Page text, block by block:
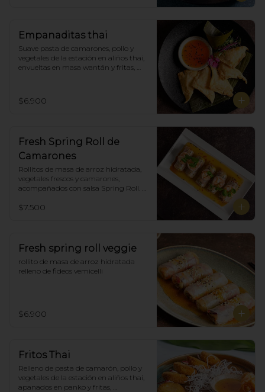
Empanaditas thai
Suave pasta de camarones, pollo y
vegetales de la estación en aliños thai,
envueltas en masa wantán y fritas,
$6.900
Fresh Spring Roll de
Camarones
Rollitos de masa de arroz hidratada,
vegetales frescos y camarones,
acompañados con salsa Spring Roll.
$7.500
Fresh spring roll veggie
rollito de masa de arroz hidratada
relleno de fideos vemicelli
$6.900
Fritos Thai
Relleno de pasta de camarón, pollo y
vegetales de la estación en aliños thai,
apanados en panko y fritas,